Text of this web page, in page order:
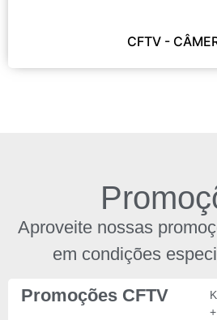
CFTV -
Aproveite nossas
em condições
Promoções CFTV